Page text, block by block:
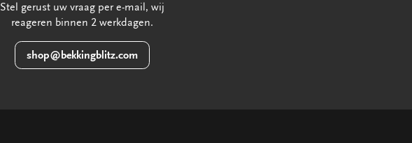
Stel gerust uw vraag per e-mail, wij
reageren binnen 2 werkdagen.
shop@bekkingblitz.com